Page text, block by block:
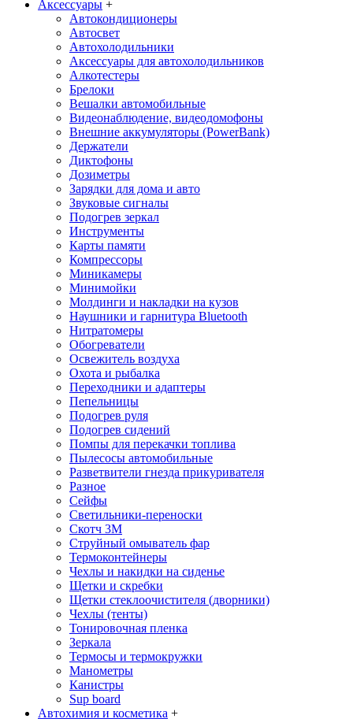
Аксессуары +
Автокондиционеры
Aвтосвет
Автохолодильники
Аксессуары для автохолодильников
Алкотестеры
Брелоки
Вешалки автомобильные
Видеонаблюдение, видеодомофоны
Внешние аккумуляторы (PowerBank)
Держатели
Диктофоны
Дозиметры
Зарядки для дома и авто
Звуковые сигналы
Подогрев зеркал
Инструменты
Карты памяти
Компрессоры
Миникамеры
Минимойки
Молдинги и накладки на кузов
Наушники и гарнитура Bluetooth
Нитратомеры
Обогреватели
Освежитель воздуха
Охота и рыбалка
Переходники и адаптеры
Пепельницы
Подогрев руля
Подогрев сидений
Помпы для перекачки топлива
Пылесосы автомобильные
Разветвители гнезда прикуривателя
Разное
Сейфы
Светильники-переноски
Скотч 3М
Струйный омыватель фар
Термоконтейнеры
Чехлы и накидки на сиденье
Щетки и скребки
Щетки стеклоочистителя (дворники)
Чехлы (тенты)
Тонировочная пленка
Зеркалa
Термосы и термокружки
Манометры
Канистры
Sup board
Автохимия и косметика +